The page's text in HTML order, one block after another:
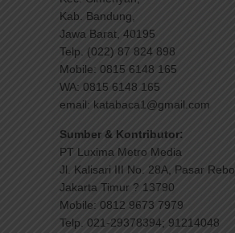
Kab. Bandung,
Jawa Barat, 40195
Telp. (022) 87 824 898
Mobile: 0815 6148 165
WA: 0815 6148 165
email: katabaca1@gmail.com
Sumber & Kontributor:
PT Luxima Metro Media
Jl. Kalisari III No. 28A, Pasar Rebo
Jakarta Timur ? 13790
Mobile: 0812 9673 7979
Telp. 021-29378394; 91214048